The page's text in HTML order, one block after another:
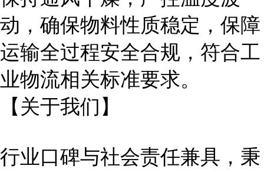
动，确保物料性质稳定，保障
运输全过程安全合规，符合工
业物流相关标准要求。
【关于我们】
行业口碑与社会责任兼具， 秉